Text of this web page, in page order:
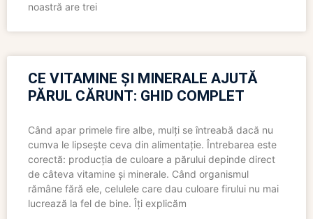
noastră are trei
CE VITAMINE ȘI MINERALE AJUTĂ
PĂRUL CĂRUNT: GHID COMPLET
Când apar primele fire albe, mulți se întreabă dacă nu
cumva le lipsește ceva din alimentație. Întrebarea este
corectă: producția de culoare a părului depinde direct
de câteva vitamine și minerale. Când organismul
rămâne fără ele, celulele care dau culoare firului nu mai
lucrează la fel de bine. Îți explicăm